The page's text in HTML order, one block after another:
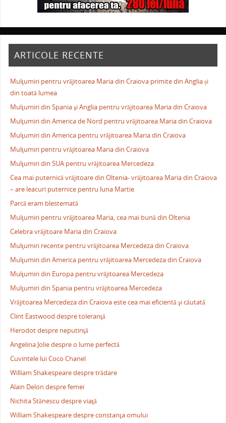
ARTICOLE RECENTE
Mulţumiri pentru vrăjitoarea Maria din Craiova primite din Anglia și
din toată lumea
Mulţumiri din Spania şi Anglia pentru vrăjitoarea Maria din Craiova
Mulţumiri din America de Nord pentru vrăjitoarea Maria din Craiova
Mulţumiri din America pentru vrăjitoarea Maria din Craiova
Mulţumiri pentru vrăjitoarea Maria din Craiova
Mulţumiri din SUA pentru vrăjitoarea Mercedeza
Cea mai puternică vrăjitoare din Oltenia- vrăjitoarea Maria din Craiova
– are leacuri puternice pentru luna Martie
Parcă eram blestemată
Mulţumiri pentru vrăjitoarea Maria, cea mai bună din Oltenia
Celebra vrăjitoare Maria din Craiova
Mulţumiri recente pentru vrăjitoarea Mercedeza din Craiova
Mulţumiri din America pentru vrăjitoarea Mercedeza din Craiova
Mulţumiri din Europa pentru vrăjitoarea Mercedeza
Mulţumiri din Spania pentru vrăjitoarea Mercedeza
Vrăjitoarea Mercedeza din Craiova este cea mai eficientă şi căutată
Clint Eastwood despre toleranţă
Herodot despre neputinţă
Angelina Jolie despre o lume perfectă
Cuvintele lui Coco Chanel
William Shakespeare despre trădare
Alain Delon despre femei
Nichita Stănescu despre viaţă
William Shakespeare despre constanţa omului